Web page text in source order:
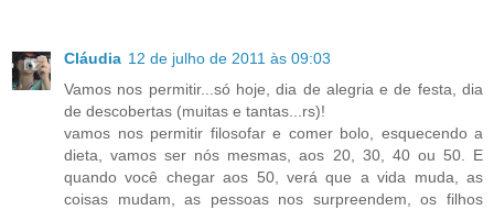
Cláudia 12 de julho de 2011 às 09:03
Vamos nos permitir...só hoje, dia de alegria e de festa, dia
de descobertas (muitas e tantas...rs)!
vamos nos permitir filosofar e comer bolo, esquecendo a
dieta, vamos ser nós mesmas, aos 20, 30, 40 ou 50. E
quando você chegar aos 50, verá que a vida muda, as
coisas mudam, as pessoas nos surpreendem, os filhos